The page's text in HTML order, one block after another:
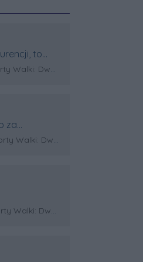
to
!
komentarza:
Dwa medale za oceanem
za
komentarza:
Dwa medale za oceanem
komentarza:
Dwa medale za oceanem